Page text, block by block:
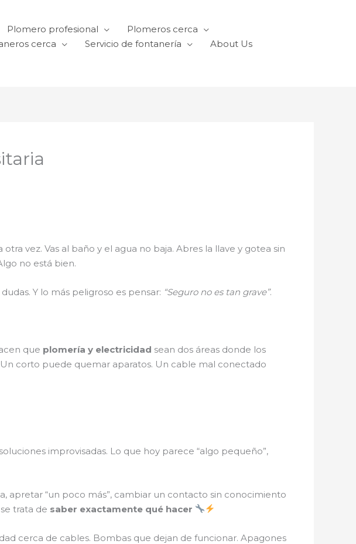
Plomero profesional
Plomeros cerca
cerca Servicio de fontanería
About Us
vez. Vas al baño y el agua no baja. Abres la llave y gotea sin
no está bien.
Y lo más peligroso es pensar: “Seguro no es tan grave”.
que plomería y electricidad sean dos áreas donde los
corto puede quemar aparatos. Un cable mal conectado
improvisadas. Lo que hoy parece “algo pequeño”,
apretar “un poco más”, cambiar un contacto sin conocimiento
trata de saber exactamente qué hacer
cerca de cables. Bombas que dejan de funcionar. Apagones